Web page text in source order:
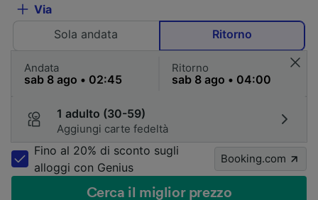
Via
Sola andata
Ritorno
Andata Ritorno
1 adulto (30-59)
Aggiungi carte fedeltà
Fino al 20% di sconto sugli
alloggi con Genius
Booking.com
Cerca il miglior prezzo